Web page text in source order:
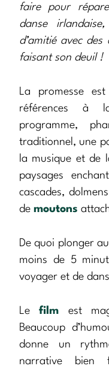
faire pour
danse
d’amitié avec
faisant son deuil !
La promesse
références à
programme,
traditionnel, une
la musique et de
paysages
cascades,
de moutons
De quoi plonger
moins de 5
voyager et de
Lefilm est
Beaucoup
donne un
narrative bien